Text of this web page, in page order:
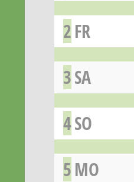
2FR
3SA
4SO
5MO